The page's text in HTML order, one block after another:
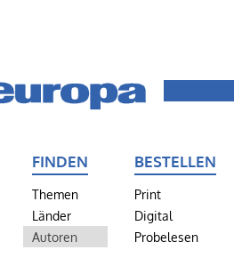
FINDEN
Themen
Länder
Autoren
BESTELLEN
Print
Digital
Probelesen